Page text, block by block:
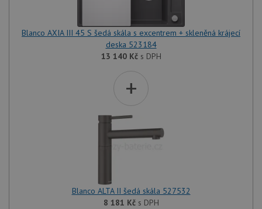
Blanco AXIA III 45 S šedá skála s excentrem + skleněná krájecí
deska 523184
13 140 Kčs DPH
+
Blanco ALTA II šedá skála 527532
8 181 Kčs DPH